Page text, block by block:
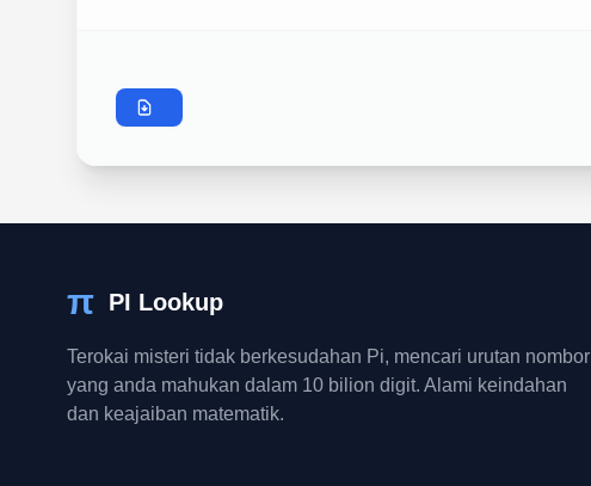
π PI Lookup
Terokai misteri tidak berkesudahan Pi, mencari urutan nombor
yang anda mahukan dalam 10 bilion digit. Alami keindahan
dan keajaiban matematik.